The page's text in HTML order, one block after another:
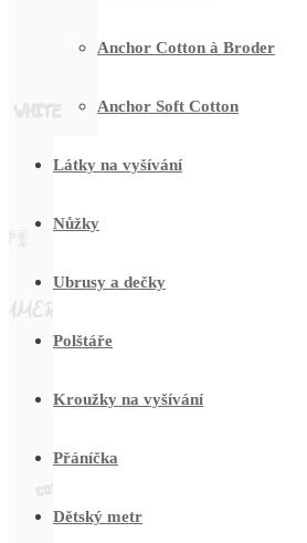
Anchor Cotton à Broder
Anchor Soft Cotton
Látky na vyšívání
Nůžky
Ubrusy a dečky
Polštáře
Kroužky na vyšívání
Přáníčka
Dětský metr